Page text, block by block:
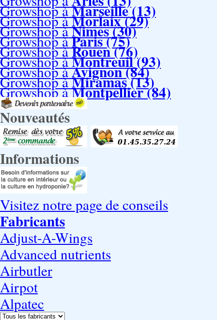
Growshop àMarseille (13)
Growshop àMorlaix (29)
Growshop àNimes (30)
Growshop àParis (75)
Growshop àRouen (76)
Growshop àMontreuil (93)
Growshop àAvignon (84)
Growshop àMiramas (13)
Growshop àMontpellier (84)
Nouveautés
Informations
Visitez notre page de conseils
Fabricants
Adjust-A-Wings
Advanced nutrients
Airbutler
Airpot
Alpatec